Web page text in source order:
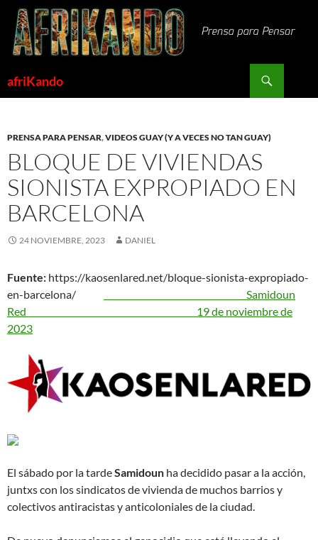
Saltar
contenido
afriKando
PRENSA PARA PENSAR,VIDEOS GUAY (Y A VECES NO TAN GUAY)
BLOQUE DE VIVIENDAS
SIONISTA EXPROPIADO EN
BARCELONA
24 NOVIEMBRE, 2023 DANIEL
Fuente: https://kaosenlared.net/bloque-sionista-expropiado-
en-barcelona/
Samidoun
Red 19 de noviembre de
2023
El sábado por la tardeSamidoun ha decidido pasar a la acción,
juntxs con los sindicatos de vivienda de muchos barrios y
colectivos antiracistas y anticoloniales de la ciudad.